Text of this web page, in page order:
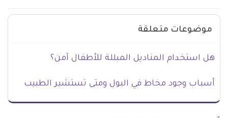
موضوعات متعلقة
هل استخدام المناديل المبللة للأطفال آمن؟
أسباب وجود مخاط في البول ومتى تستشير الطبيب